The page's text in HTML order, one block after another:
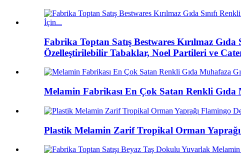
Fabrika Toptan Satış Bestwares Kırılmaz
Özelleştirilebilir Tabaklar, Noel Partileri ve
Melamin Fabrikası En Çok Satan Renkli Gıda
Plastik Melamin Zarif Tropikal Orman